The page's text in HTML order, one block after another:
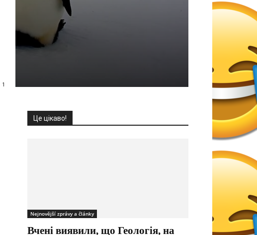
1
Це цікаво!
Nejnovější zprávy a články
Вчені виявили, що Геологія, на